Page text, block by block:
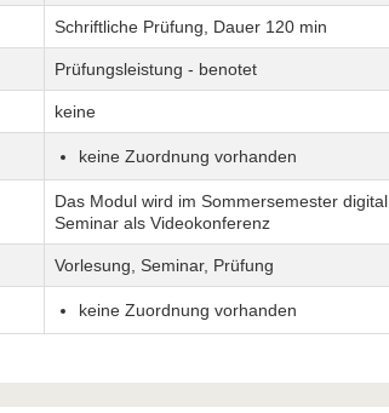
Schriftliche Prüfung, Dauer 120 min
Prüfungsleistung - benotet
keine
keine Zuordnung vorhanden
Das Modul wird im Sommersemester
Seminar als Videokonferenz
Vorlesung, Seminar, Prüfung
keine Zuordnung vorhanden